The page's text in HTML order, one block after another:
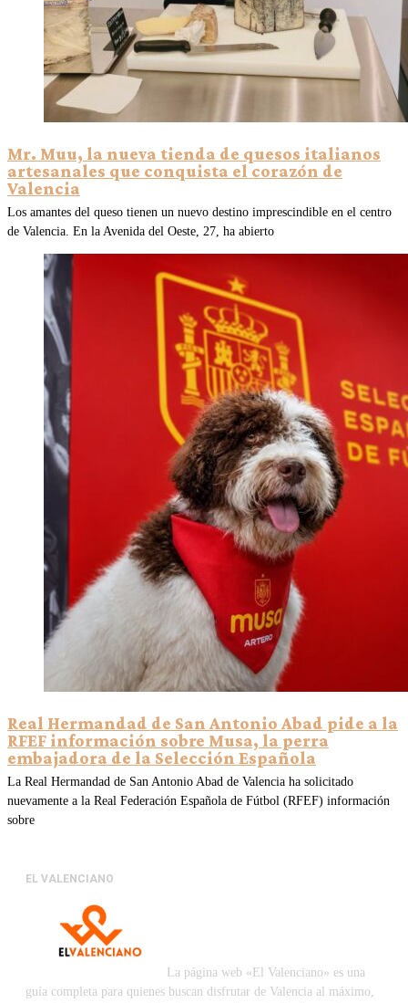
Mr. Muu, la nueva tienda de quesos italianos
artesanales que conquista el corazón de
Valencia
Los amantes del queso tienen un nuevo destino imprescindible en el centro
de Valencia. En la Avenida del Oeste, 27, ha abierto
Real Hermandad de San Antonio Abad pide a la
RFEF información sobre Musa, la perra
embajadora de la Selección Española
La Real Hermandad de San Antonio Abad de Valencia ha solicitado
nuevamente a la Real Federación Española de Fútbol (RFEF) información
sobre
EL VALENCIANO
La página web «El Valenciano» es una
guía completa para quienes buscan disfrutar de Valencia al máximo,